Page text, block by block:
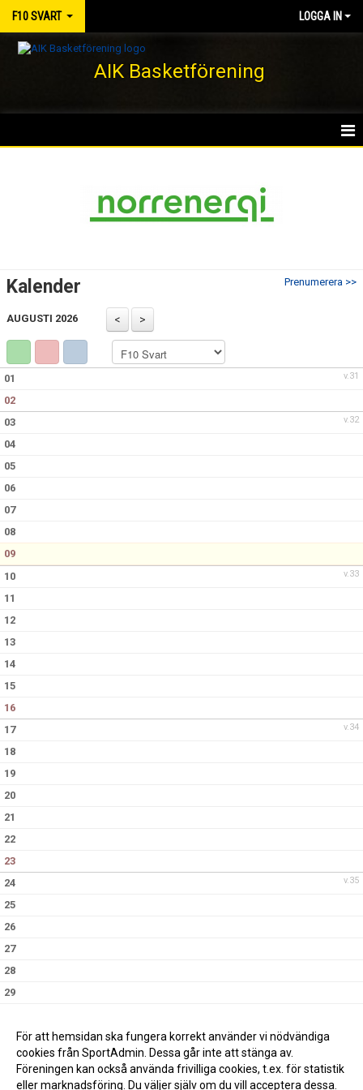
F10 SVART LOGGA IN
AIK Basketförening
BILDGALLERI
DOKUMENT
KONTAKT
Prenumerera >>
Kalender
AUGUSTI 2026
v.31
01
02
v.32
03
04
05
06
07
08
09
v.33
10
11
12
13
14
15
16
v.34
17
18
19
20
21
22
23
v.35
24
25
26
27
28
29
För att hemsidan ska fungera korrekt använder vi nödvändiga
cookies från SportAdmin. Dessa går inte att stänga av.
Föreningen kan också använda frivilliga cookies, t.ex. för statistik
eller marknadsföring. Du väljer själv om du vill acceptera dessa.